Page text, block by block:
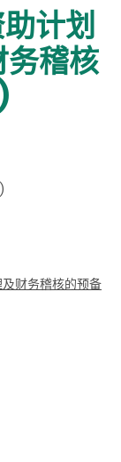
计划
稽核
财务稽核的预备